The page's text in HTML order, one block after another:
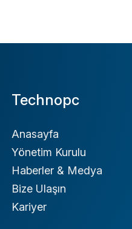
Technopc
Anasayfa
Yönetim Kurulu
Haberler & Medya
Bize Ulaşın
Kariyer